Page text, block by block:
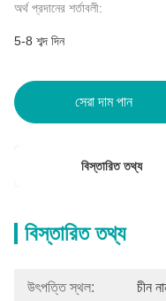
অর্থ প্রদানের শর্তাবলী:
5-8 শব্দ দিন
সেরা দাম পান
বিস্তারিত তথ্য
বিস্তারিত তথ্য
উৎপত্তি স্থল: চীন